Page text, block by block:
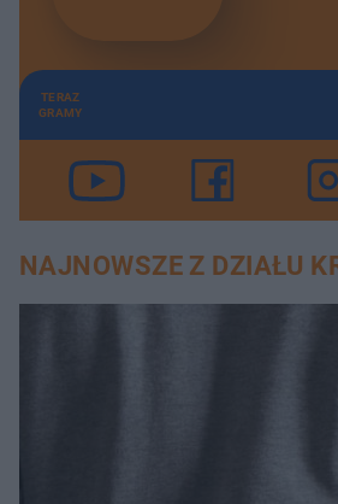
TERAZ
GRAMY
NAJNOWSZE Z DZIAŁU